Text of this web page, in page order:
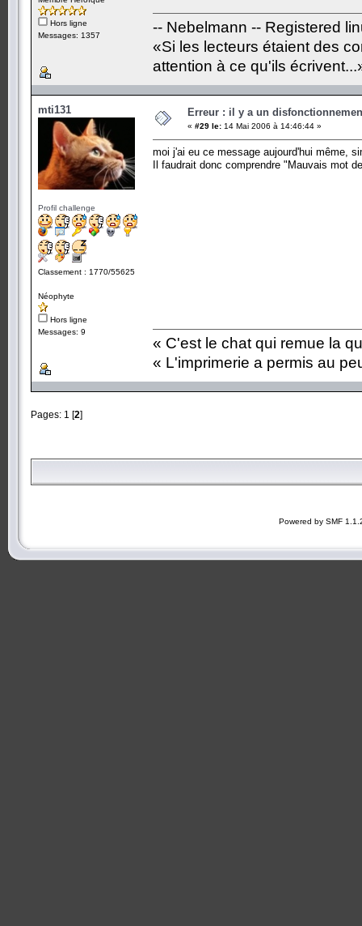
Hors ligne
Messages: 1357
-- Nebelmann -- Registered
«Si les lecteurs étaient des
attention à ce qu'ils
mti131
Profil challenge
Classement : 1770/55625
Néophyte
Hors ligne
Messages: 9
Erreur : il y a un
« #29 le: 14 Mai 2006 à 14:46:44 »
moi j'ai eu ce message aujourd'hui même,
Il faudrait donc comprendre "Mauvais mot
« C'est le chat qui remue la
« L'imprimerie a permis au
Pages: 1 [2]
Powered by SMF